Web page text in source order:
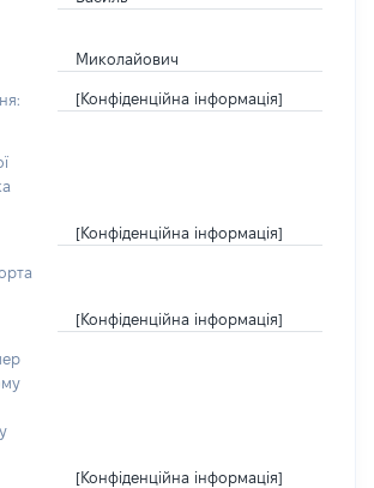
Миколайович
[Конфіденційна інформація]
[Конфіденційна інформація]
[Конфіденційна інформація]
[Конфіденційна інформація]